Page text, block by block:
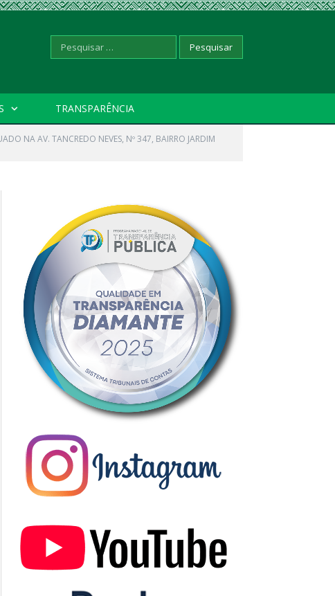
Pesquisar
por:
TRANSPARÊNCIA
NA AV. TANCREDO NEVES, Nº 347, BAIRRO JARDIM